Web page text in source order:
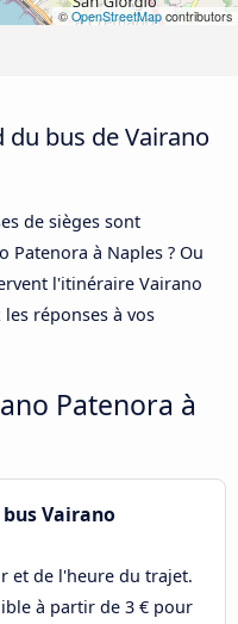
© OpenStreetMapcontributors
bus de Vairano
de sièges sont
Patenora à Naples ? Ou
l'itinéraire Vairano
réponses à vos
Patenora à
Vairano
et de l'heure du trajet.
à partir de 3 € pour